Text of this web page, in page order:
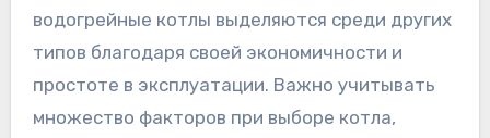
водогрейные котлы выделяются среди других
типов благодаря своей экономичности и
простоте в эксплуатации. Важно учитывать
множество факторов при выборе котла,